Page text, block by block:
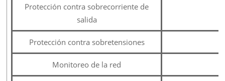
Protección contra sobrecorriente de
salida
Protección contra sobretensiones
Monitoreo de la red